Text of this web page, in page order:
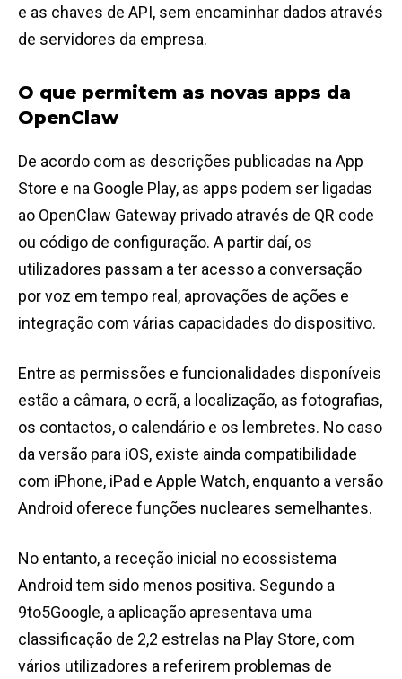
e as chaves de API, sem encaminhar dados através
de servidores da empresa.
O que permitem as novas apps da
OpenClaw
De acordo com as descrições publicadas na App
Store e na Google Play, as apps podem ser ligadas
ao OpenClaw Gateway privado através de QR code
ou código de configuração. A partir daí, os
utilizadores passam a ter acesso a conversação
por voz em tempo real, aprovações de ações e
integração com várias capacidades do dispositivo.
Entre as permissões e funcionalidades disponíveis
estão a câmara, o ecrã, a localização, as fotografias,
os contactos, o calendário e os lembretes. No caso
da versão para iOS, existe ainda compatibilidade
com iPhone, iPad e Apple Watch, enquanto a versão
Android oferece funções nucleares semelhantes.
No entanto, a receção inicial no ecossistema
Android tem sido menos positiva. Segundo a
9to5Google, a aplicação apresentava uma
classificação de 2,2 estrelas na Play Store, com
vários utilizadores a referirem problemas de